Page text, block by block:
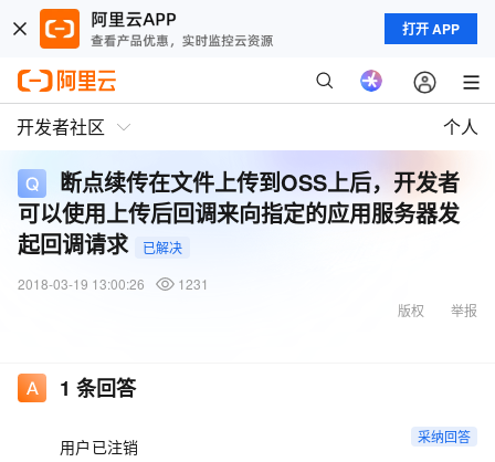
打开 APP
开发者社区 个人
断点续传在文件上传到OSS上后，开发者
可以使用上传后回调来向指定的应用服务器发
起回调请求
已解决
2018-03-19 13:00:26
1231
举报
版权
1 条回答
用户已注销 采纳回答